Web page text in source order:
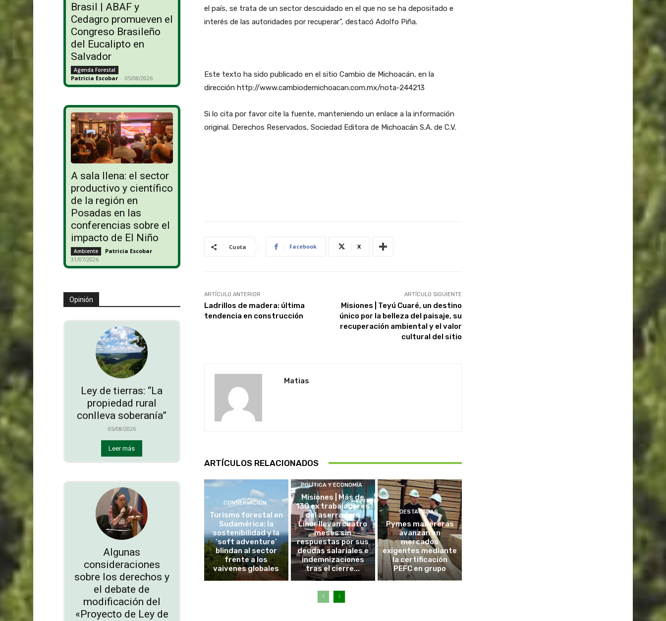
Brasil | ABAF y
Cedagro promueven el
Congreso Brasileño
del Eucalipto en
Salvador
Agenda Forestal
Patricia Escobar - 05/08/2026
A sala llena: el sector
productivo y científico
de la región en
Posadas en las
conferencias sobre el
impacto de El Niño
Ambiente Patricia Escobar -
31/07/2026
Opinión
Ley de tierras: “La
propiedad rural
conlleva soberanía”
05/08/2026
Leer más
Algunas
consideraciones
sobre los derechos y
el debate de
modificación del
«Proyecto de Ley de
el país, se trata de un sector descuidado en el que no se ha depositado e
interés de las autoridades por recuperar”, destacó Adolfo Piña.
Este texto ha sido publicado en el sitio Cambio de Michoacán, en la
dirección http://www.cambiodemichoacan.com.mx/nota-244213
Si lo cita por favor cite la fuente, manteniendo un enlace a la información
original. Derechos Reservados, Sociedad Editora de Michoacán S.A. de C.V.
Cuota Facebook X
ARTÍCULO ANTERIOR
Ladrillos de madera: última
tendencia en construcción
ARTÍCULO SIGUIENTE
Misiones | Teyú Cuaré, un destino
único por la belleza del paisaje, su
recuperación ambiental y el valor
cultural del sitio
Matias
ARTÍCULOS RELACIONADOS
CONSERVACIÓN
Turismo forestal en
Sudamérica: la
sostenibilidad y la
‘soft adventure’
blindan al sector
frente a los
vaivenes globales
POLÍTICA Y ECONOMÍA
Misiones | Más de
130 ex trabajadores
del aserradero
Linor llevan cuatro
meses sin
respuestas por sus
deudas salariales e
indemnizaciones
tras el cierre...
DESTACADAS
Pymes madereras
avanzan en
mercados
exigentes mediante
la certificación
PEFC en grupo